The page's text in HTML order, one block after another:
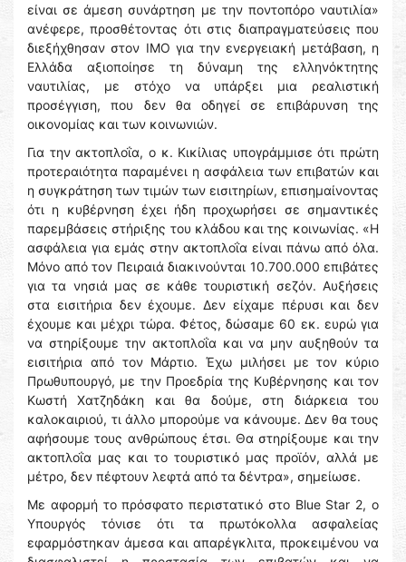
είναι σε άμεση συνάρτηση με την ποντοπόρο ναυτιλία»
ανέφερε, προσθέτοντας ότι στις διαπραγματεύσεις που
διεξήχθησαν στον ΙΜΟ για την ενεργειακή μετάβαση, η
Ελλάδα αξιοποίησε τη δύναμη της ελληνόκτητης
ναυτιλίας, με στόχο να υπάρξει μια ρεαλιστική
προσέγγιση, που δεν θα οδηγεί σε επιβάρυνση της
οικονομίας και των κοινωνιών.
Για την ακτοπλοΐα, ο κ. Κικίλιας υπογράμμισε ότι πρώτη
προτεραιότητα παραμένει η ασφάλεια των επιβατών και
η συγκράτηση των τιμών των εισιτηρίων, επισημαίνοντας
ότι η κυβέρνηση έχει ήδη προχωρήσει σε σημαντικές
παρεμβάσεις στήριξης του κλάδου και της κοινωνίας. «Η
ασφάλεια για εμάς στην ακτοπλοΐα είναι πάνω από όλα.
Μόνο από τον Πειραιά διακινούνται 10.700.000 επιβάτες
για τα νησιά μας σε κάθε τουριστική σεζόν. Αυξήσεις
στα εισιτήρια δεν έχουμε. Δεν είχαμε πέρυσι και δεν
έχουμε και μέχρι τώρα. Φέτος, δώσαμε 60 εκ. ευρώ για
να στηρίξουμε την ακτοπλοΐα και να μην αυξηθούν τα
εισιτήρια από τον Μάρτιο. Έχω μιλήσει με τον κύριο
Πρωθυπουργό, με την Προεδρία της Κυβέρνησης και τον
Κωστή Χατζηδάκη και θα δούμε, στη διάρκεια του
καλοκαιριού, τι άλλο μπορούμε να κάνουμε. Δεν θα τους
αφήσουμε τους ανθρώπους έτσι. Θα στηρίξουμε και την
ακτοπλοΐα μας και το τουριστικό μας προϊόν, αλλά με
μέτρο, δεν πέφτουν λεφτά από τα δέντρα», σημείωσε.
Με αφορμή το πρόσφατο περιστατικό στο Blue Star 2, ο
Υπουργός τόνισε ότι τα πρωτόκολλα ασφαλείας
εφαρμόστηκαν άμεσα και απαρέγκλιτα, προκειμένου να